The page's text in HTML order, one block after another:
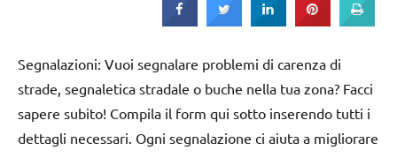
Segnalazioni: Vuoi segnalare problemi di carenza di
strade, segnaletica stradale o buche nella tua zona? Facci
sapere subito! Compila il form qui sotto inserendo tutti i
dettagli necessari. Ogni segnalazione ci aiuta a migliorare